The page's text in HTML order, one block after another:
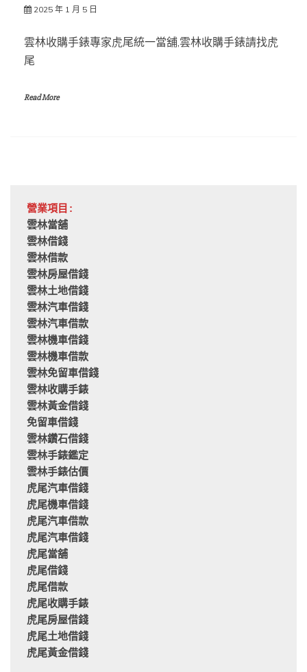
2025 年 1 月 5 日
雲林收購手錶專家虎尾統一當舖,雲林收購手錶請找虎
尾
Read More
營業項目:
雲林當舖
雲林借錢
雲林借款
雲林房屋借錢
雲林土地借錢
雲林汽車借錢
雲林汽車借款
雲林機車借錢
雲林機車借款
雲林免留車借錢
雲林收購手錶
雲林黃金借錢
免留車借錢
雲林鑽石借錢
雲林手錶鑑定
雲林手錶估價
虎尾汽車借錢
虎尾機車借錢
虎尾汽車借款
虎尾汽車借錢
虎尾當舖
虎尾借錢
虎尾借款
虎尾收購手錶
虎尾房屋借錢
虎尾土地借錢
虎尾黃金借錢